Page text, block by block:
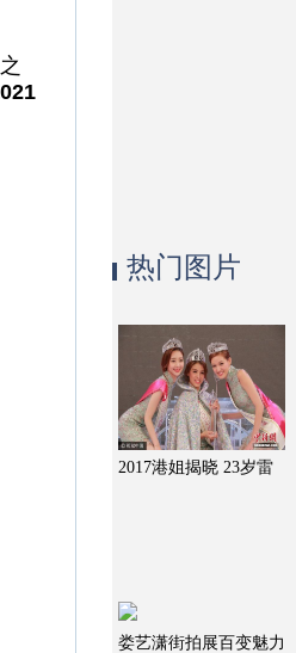
热门图片
2017港姐揭晓 23岁雷
娄艺潇街拍展百变魅力